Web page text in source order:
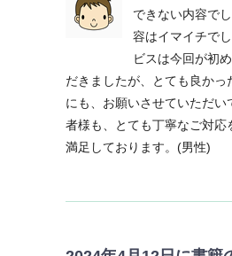
できない内容で
容はイマイチで
ビスは今回が初
だきましたが、とても良かっ
にも、お願いさせていただい
者様も、とても丁寧なご対応
満足しております。(男性)